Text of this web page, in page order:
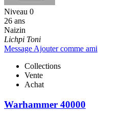
Niveau 0
26 ans
Naizin
Lichpi Toni
Message Ajouter comme ami
Collections
Vente
Achat
Warhammer 40000